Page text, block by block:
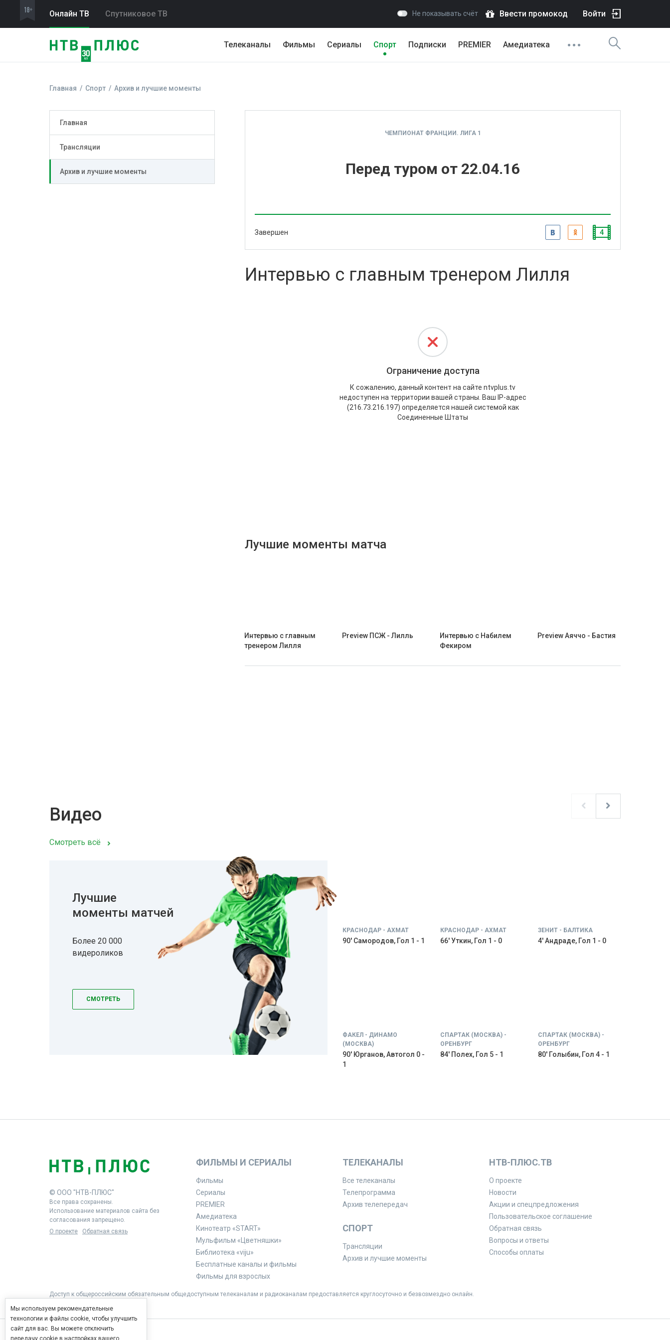
Онлайн ТВ Спутниковое ТВ Не показывать счёт Ввести промокод Войти
Телеканалы Фильмы Сериалы Спорт Подписки PREMIER Амедиатека
Главная Спорт Архив и лучшие моменты
Главная
Трансляции
Архив и лучшие моменты
ЧЕМПИОНАТ ФРАНЦИИ. ЛИГА 1
Перед туром от 22.04.16
Завершен 4
Интервью с главным тренером Лилля
Лучшие моменты матча
Интервью с главным
тренером Лилля
Preview ПСЖ - Лилль
Интервью c Набилем
Фекиром
Preview Аяччо - Бастия
Видео
Смотреть всё
Лучшие
моменты матчей
Более 20 000
видероликов
СМОТРЕТЬ
КРАСНОДАР - АХМАТ
90' Самородов, Гол 1 - 1
КРАСНОДАР - АХМАТ
66' Уткин, Гол 1 - 0
ЗЕНИТ - БАЛТИКА
4' Андраде, Гол 1 - 0
ФАКЕЛ - ДИНАМО
(МОСКВА)
90' Юрганов, Автогол 0 -
1
СПАРТАК (МОСКВА) -
ОРЕНБУРГ
84' Полех, Гол 5 - 1
СПАРТАК (МОСКВА) -
ОРЕНБУРГ
80' Голыбин, Гол 4 - 1
© ООО "НТВ-ПЛЮС"
Все права сохранены.
Использование материалов сайта без
согласования запрещено.
О проекте
Обратная связь
ФИЛЬМЫ И СЕРИАЛЫ
Фильмы
Сериалы
PREMIER
Амедиатека
Кинотеатр «START»
Мульфильм «Цветняшки»
Библиотека «viju»
Бесплатные каналы и фильмы
Фильмы для взрослых
ТЕЛЕКАНАЛЫ
Все телеканалы
Телепрограмма
Архив телепередач
СПОРТ
Трансляции
Архив и лучшие моменты
НТВ-ПЛЮС.ТВ
О проекте
Новости
Акции и спецпредложения
Пользовательское соглашение
Обратная связь
Вопросы и ответы
Способы оплаты
Доступ к общероссийским обязательным общедоступным телеканалам и радиоканалам предоставляется круглосуточно и безвозмездно онлайн.
Мы используем рекомендательные
технологии и файлы cookie, чтобы улучшить
сайт для вас. Вы можете отключить
передачу cookie в настройках вашего